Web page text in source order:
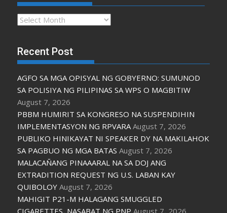
Archives
Recent Post
AGFO SA MGA OPISYAL NG GOBYERNO: SUMUNOD
SA POLISIYA NG PILIPINAS SA WPS O MAGBITIW
August 7, 2026
PBBM HUMIRIT SA KONGRESO NA SUSPENDIHIN
IMPLEMENTASYON NG RPVARA August 7, 2026
PUBLIKO HINIKAYAT NI SPEAKER DY NA MAKILAHOK
SA PAGBUO NG MGA BATAS August 7, 2026
MALACAÑANG PINAAARAL NA SA DOJ ANG
EXTRADITION REQUEST NG U.S. LABAN KAY
QUIBOLOY August 7, 2026
MAHIGIT P21-M HALAGANG SMUGGLED